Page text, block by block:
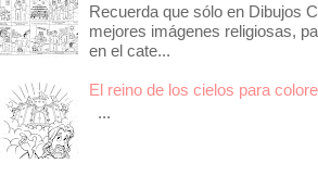
Recuerda que sólo en Dibujos
mejores imágenes religiosas,
en el cate...
El reino de los cielos para
...